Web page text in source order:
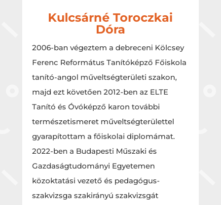
Kulcsárné Toroczkai
Dóra
2006-ban végeztem a debreceni Kölcsey
Ferenc Református Tanítóképző Főiskola
tanító-angol műveltségterületi szakon,
majd ezt követően 2012-ben az ELTE
Tanító és Óvóképző karon további
természetismeret műveltségterülettel
gyarapítottam a főiskolai diplomámat.
2022-ben a Budapesti Műszaki és
Gazdaságtudományi Egyetemen
közoktatási vezető és pedagógus-
szakvizsga szakirányú szakvizsgát